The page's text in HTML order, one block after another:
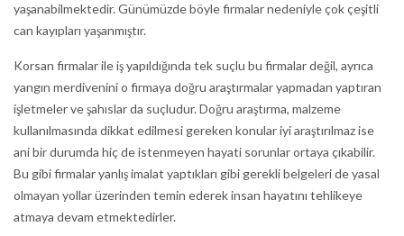
yaşanabilmektedir. Günümüzde böyle firmalar nedeniyle çok çeşitli
can kayıpları yaşanmıştır.
Korsan firmalar ile iş yapıldığında tek suçlu bu firmalar değil, ayrıca
yangın merdivenini o firmaya doğru araştırmalar yapmadan yaptıran
işletmeler ve şahıslar da suçludur. Doğru araştırma, malzeme
kullanılmasında dikkat edilmesi gereken konular iyi araştırılmaz ise
ani bir durumda hiç de istenmeyen hayati sorunlar ortaya çıkabilir.
Bu gibi firmalar yanlış imalat yaptıkları gibi gerekli belgeleri de yasal
olmayan yollar üzerinden temin ederek insan hayatını tehlikeye
atmaya devam etmektedirler.